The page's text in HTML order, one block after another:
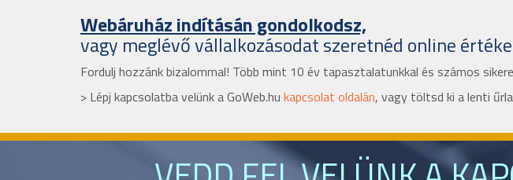
Webáruház indításán gondolkodsz,
vagy meglévő vállalkozásodat szeretnéd online
Fordulj hozzánk bizalommal! Több mint 10 év tapasztalatunkkal és számos
> Lépj kapcsolatba velünk a GoWeb.hu kapcsolat oldalán, vagy töltsd ki a lenti